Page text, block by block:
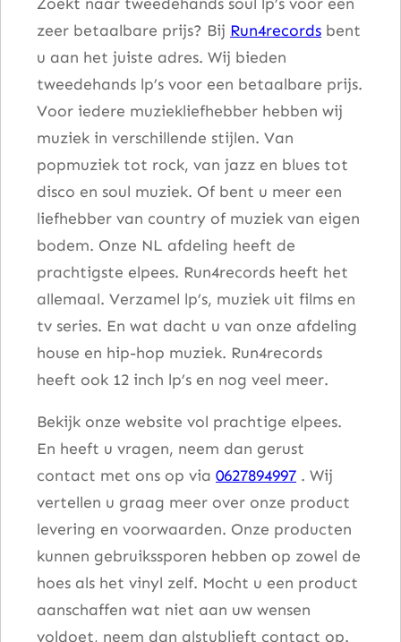
zeer betaalbare prijs? Bij Run4records bent
u aan het juiste adres. Wij bieden
tweedehands lp’s voor een betaalbare prijs.
Voor iedere muziekliefhebber hebben wij
muziek in verschillende stijlen. Van
popmuziek tot rock, van jazz en blues tot
disco en soul muziek. Of bent u meer een
liefhebber van country of muziek van eigen
bodem. Onze NL afdeling heeft de
prachtigste elpees. Run4records heeft het
allemaal. Verzamel lp’s, muziek uit films en
tv series. En wat dacht u van onze afdeling
house en hip-hop muziek. Run4records
heeft ook 12 inch lp’s en nog veel meer.
Bekijk onze website vol prachtige elpees.
En heeft u vragen, neem dan gerust
contact met ons op via 0627894997 . Wij
vertellen u graag meer over onze product
levering en voorwaarden. Onze producten
kunnen gebruikssporen hebben op zowel de
hoes als het vinyl zelf. Mocht u een product
aanschaffen wat niet aan uw wensen
voldoet, neem dan alstublieft contact op.